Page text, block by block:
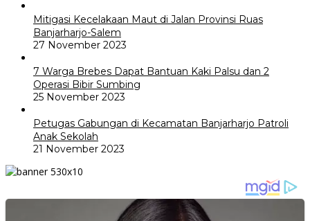
Mitigasi Kecelakaan Maut di Jalan Provinsi Ruas
Banjarharjo-Salem
27 November 2023
7 Warga Brebes Dapat Bantuan Kaki Palsu dan 2
Operasi Bibir Sumbing
25 November 2023
Petugas Gabungan di Kecamatan Banjarharjo Patroli
Anak Sekolah
21 November 2023